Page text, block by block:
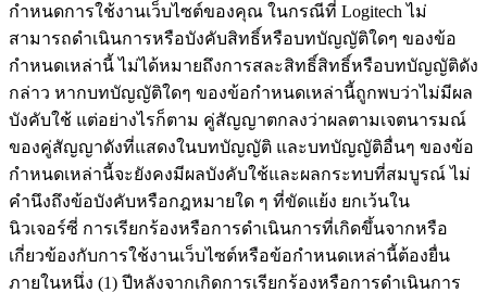
กำหนดการใช้งานเว็บไซต์ของคุณ ในกรณีที่ Logitech ไม่
สามารถดำเนินการหรือบังคับสิทธิ์หรือบทบัญญัติใดๆ ของข้อ
กำหนดเหล่านี้ ไม่ได้หมายถึงการสละสิทธิ์สิทธิ์หรือบทบัญญัติดัง
กล่าว หากบทบัญญัติใดๆ ของข้อกำหนดเหล่านี้ถูกพบว่าไม่มีผล
บังคับใช้ แต่อย่างไรก็ตาม คู่สัญญาตกลงว่าผลตามเจตนารมณ์
ของคู่สัญญาดังที่แสดงในบทบัญญัติ และบทบัญญัติอื่นๆ ของข้อ
กำหนดเหล่านี้จะยังคงมีผลบังคับใช้และผลกระทบที่สมบูรณ์ ไม่
คำนึงถึงข้อบังคับหรือกฎหมายใด ๆ ที่ขัดแย้ง ยกเว้นใน
นิวเจอร์ซี่ การเรียกร้องหรือการดำเนินการที่เกิดขึ้นจากหรือ
เกี่ยวข้องกับการใช้งานเว็บไซต์หรือข้อกำหนดเหล่านี้ต้องยื่น
ภายในหนึ่ง (1) ปีหลังจากเกิดการเรียกร้องหรือการดำเนินการ